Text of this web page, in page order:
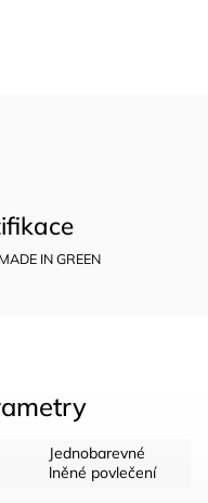
IN GREEN
Jednobarevné
lněné povlečení